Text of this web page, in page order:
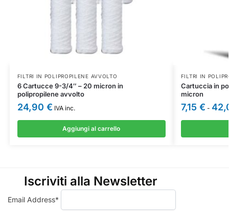
FILTRI IN POLIPROPILENE AVVOLTO
6 Cartucce 9-3/4″ – 20 micron in
polipropilene avvolto
24,90 € IVA inc.
Aggiungi al carrello
FILTRI IN
Cartuccia in
micron
7,15 € -
Iscriviti alla Newsletter
Email Address*